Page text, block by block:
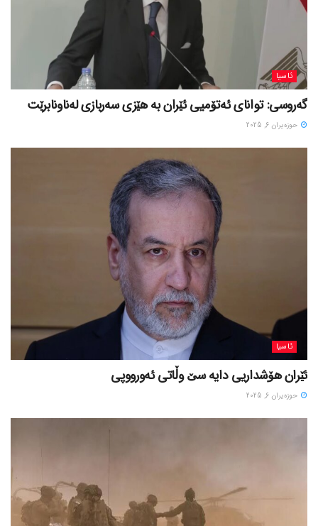
ئاسیا
گەروسی: توانای ئەتۆمیی ئێران بە هێزی سەربازی لەناونابرێت
حوزه‌یران 6, 2025
ئاسیا
ئێران هۆشداریی دایە سێ وڵاتی ئەورووپی
حوزه‌یران 6, 2025